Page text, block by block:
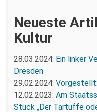
Neueste
Kultur
28.03.2024: Ein linker
Dresden
29.02.2024:
12.02.2023: Am
Stück „Der Tartuffe